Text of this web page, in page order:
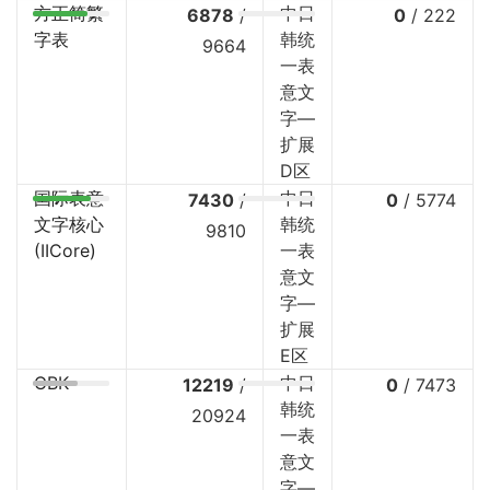
方正简繁
字表
6878 /
9664
中日
韩统
一表
意文
字—
扩展
D区
0 / 222
国际表意
文字核心
(IICore)
7430 /
9810
中日
韩统
一表
意文
字—
扩展
E区
0 / 5774
GBK 12219 /
20924
中日
韩统
一表
意文
0 / 7473